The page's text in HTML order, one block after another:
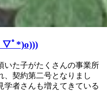
▽ﾟ*)o)))
いた子がたくさんの事業所
、契約第二号となりまし
学者さんも増えてきている